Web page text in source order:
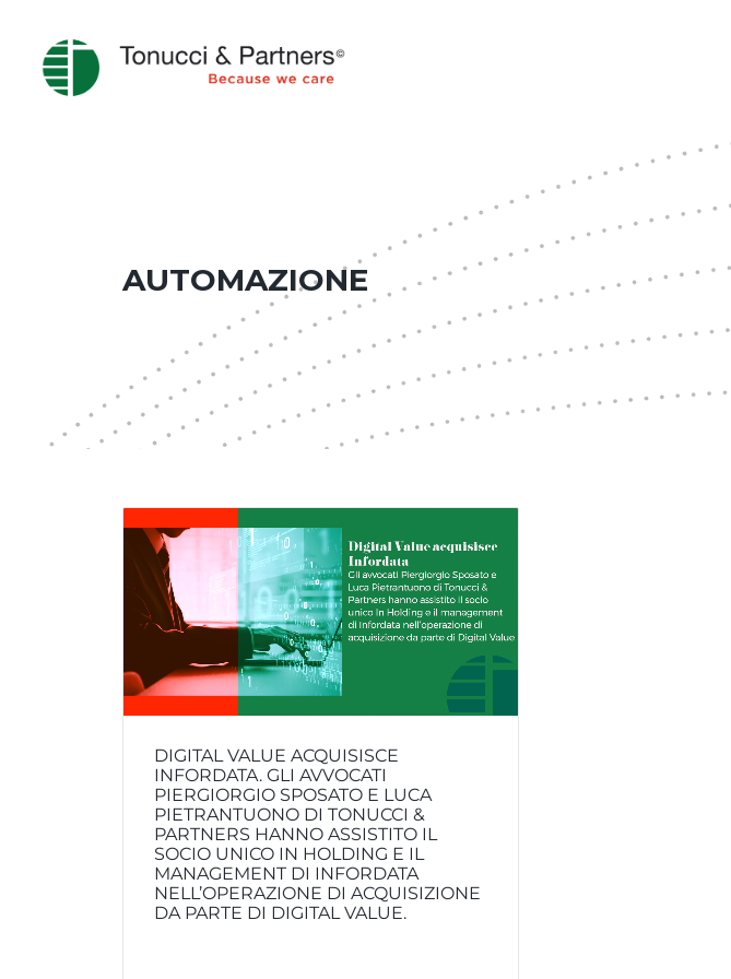
AUTOMAZIONE
DIGITAL VALUE ACQUISISCE
INFORDATA. GLI AVVOCATI
PIERGIORGIO SPOSATO E LUCA
PIETRANTUONO DI TONUCCI &
PARTNERS HANNO ASSISTITO IL
SOCIO UNICO IN HOLDING E IL
MANAGEMENT DI INFORDATA
NELL’OPERAZIONE DI ACQUISIZIONE
DA PARTE DI DIGITAL VALUE.